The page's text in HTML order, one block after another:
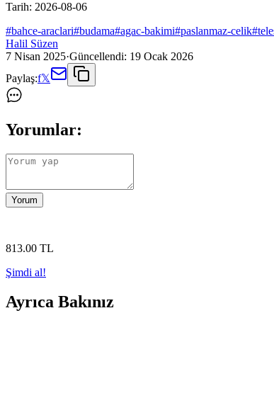
Tarih: 2026-08-06
#bahce-araclari#budama#agac-bakimi#paslanmaz-celik#
Halil Süzen
7 Nisan 2025·Güncellendi: 19 Ocak 2026
Paylaş:f𝕏
Yorumlar:
Yorum
813.00 TL
Şimdi al!
Ayrıca Bakınız
Sürmene Büyük Boy Dövme Çelik Keser, yüksek kaliteli
CATPOWER 2021 30 Cm Elektrikli Ağaç